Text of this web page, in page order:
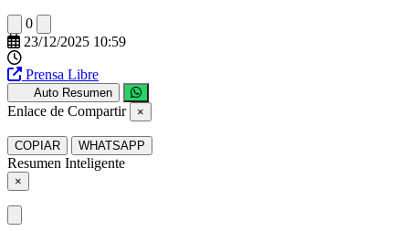
0
23/12/2025 10:59
Prensa Libre
Auto Resumen
Enlace de Compartir ×
COPIAR WHATSAPP
Resumen Inteligente
×